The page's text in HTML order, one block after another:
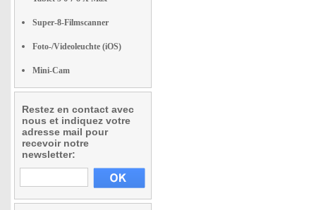
Super-8-Filmscanner
Foto-/Videoleuchte (iOS)
Mini-Cam
Restez en contact avec
nous et indiquez votre
adresse mail pour
recevoir notre
newsletter: